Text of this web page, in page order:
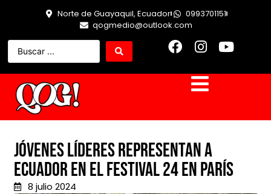
Norte de Guayaquil, Ecuador
0993701151
qogmedio@outlook.com
Jóvenes líderes representan a
Ecuador en el Festival 24 en París
8 julio 2024